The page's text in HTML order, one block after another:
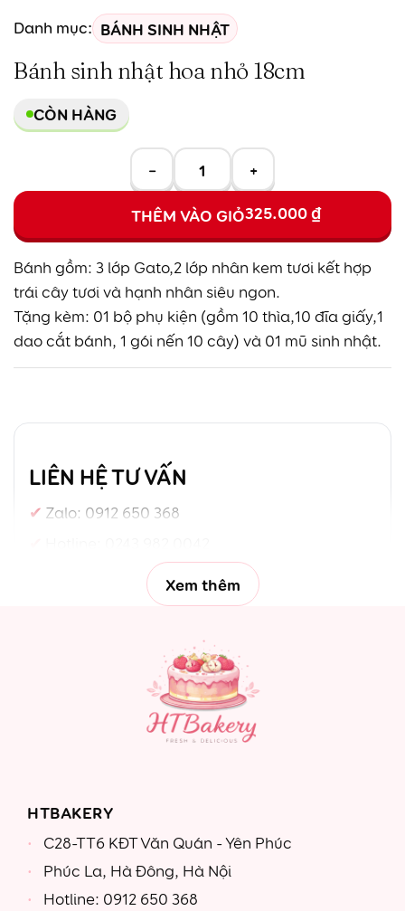
Danh mục: BÁNH SINH NHẬT
Bánh sinh nhật hoa nhỏ 18cm
CÒN HÀNG
−
+
THÊM VÀO GIỎ325.000₫
Bánh gồm: 3 lớp Gato,2 lớp nhân kem tươi kết hợp
trái cây tươi và hạnh nhân siêu ngon.
Tặng kèm: 01 bộ phụ kiện (gồm 10 thìa,10 đĩa giấy,1
dao cắt bánh, 1 gói nến 10 cây) và 01 mũ sinh nhật.
LIÊN HỆ TƯ VẤN
Zalo: 0912 650 368
Xem thêm
HTBAKERY
C28-TT6 KĐT Văn Quán - Yên Phúc
Phúc La, Hà Đông, Hà Nội
Hotline: 0912 650 368